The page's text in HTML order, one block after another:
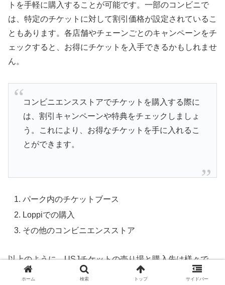
トを手軽に購入することが可能です。一部のコンビニで
は、特定のチケットに対して割引価格が設定されているこ
ともあります。各店舗やチェーンごとのキャンペーンをチ
ェックすると、お得にチケットを入手できるかもしれませ
ん。
コンビニエンスストアでチケットを購入する際に
は、割引キャンペーンや特典をチェックしましょ
う。これにより、お得なチケットを手に入れるこ
とができます。
パーク内のチケットブース
Loppiでの購入
その他のコンビニエンスストア
以上のように、USJチケットの売り場と購入先は様々で
す。パーク内のチケットブースを利用する場合は、混雑時
ホーム 検索 トップ サイドバー